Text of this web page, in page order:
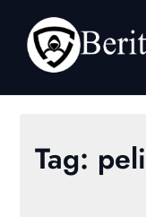
content
Tag: